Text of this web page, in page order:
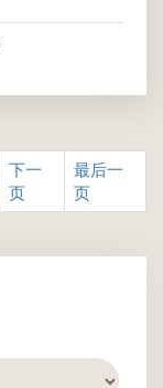
下一
页
最后一
页